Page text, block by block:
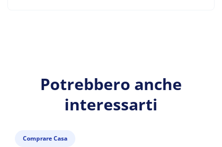
Potrebbero anche
interessarti
Comprare Casa